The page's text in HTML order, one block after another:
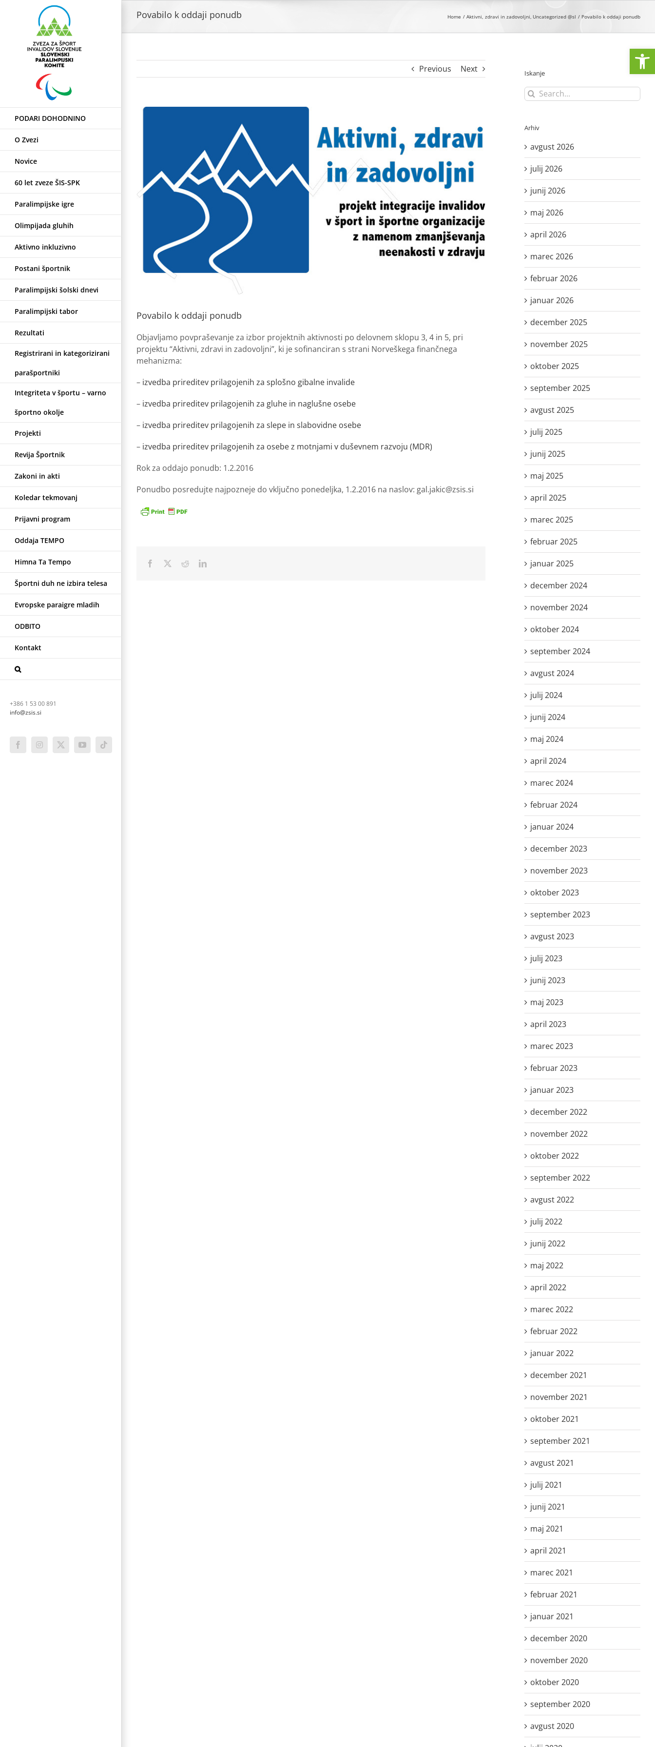
PODARI DOHODNINO
O Zvezi
Novice
60 let zveze ŠIS-SPK
Paralimpijske igre
Olimpijada gluhih
Aktivno inkluzivno
Postani športnik
Paralimpijski šolski dnevi
Paralimpijski tabor
Rezultati
Registrirani in kategorizirani
parašportniki
Integriteta v športu – varno
športno okolje
Projekti
Revija Športnik
Zakoni in akti
Koledar tekmovanj
Prijavni program
Oddaja TEMPO
Himna Ta Tempo
Športni duh ne izbira telesa
Evropske paraigre mladih
ODBITO
Kontakt
+386 1 53 00 891
info@zsis.si
FacebookInstagram
X YouTubeTiktok
Povabilo k oddaji ponudb Home Aktivni, zdravi in zadovoljni Uncategorized @sl Povabilo k oddaji ponudb
Previous Next
View
Povabilo k oddaji ponudb
Objavljamo povpraševanje za izbor projektnih aktivnosti po delovnem sklopu 3, 4 in 5, pri
projektu “Aktivni, zdravi in zadovoljni”, ki je sofinanciran s strani Norveškega finančnega
mehanizma:
– izvedba prireditev prilagojenih za splošno gibalne invalide
– izvedba prireditev prilagojenih za gluhe in naglušne osebe
– izvedba prireditev prilagojenih za slepe in slabovidne osebe
– izvedba prireditev prilagojenih za osebe z motnjami v duševnem razvoju (MDR)
Rok za oddajo ponudb: 1.2.2016
Ponudbo posredujte najpozneje do vključno ponedeljka, 1.2.2016 na naslov: gal.jakic@zsis.si
Facebook RedditLinkedIn
Iskanje
Search
for:
Arhiv
avgust 2026
julij 2026
junij 2026
maj 2026
april 2026
marec 2026
februar 2026
januar 2026
december 2025
november 2025
oktober 2025
september 2025
avgust 2025
julij 2025
junij 2025
maj 2025
april 2025
marec 2025
februar 2025
januar 2025
december 2024
november 2024
oktober 2024
september 2024
avgust 2024
julij 2024
junij 2024
maj 2024
april 2024
marec 2024
februar 2024
januar 2024
december 2023
november 2023
oktober 2023
september 2023
avgust 2023
julij 2023
junij 2023
maj 2023
april 2023
marec 2023
februar 2023
januar 2023
december 2022
november 2022
oktober 2022
september 2022
avgust 2022
julij 2022
junij 2022
maj 2022
april 2022
marec 2022
februar 2022
januar 2022
december 2021
november 2021
oktober 2021
september 2021
avgust 2021
julij 2021
junij 2021
maj 2021
april 2021
marec 2021
februar 2021
januar 2021
december 2020
november 2020
oktober 2020
september 2020
avgust 2020